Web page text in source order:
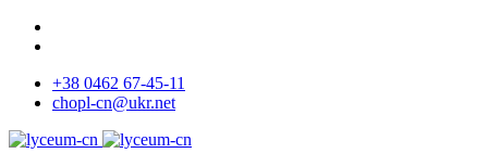
+38 0462 67-45-11
chopl-cn@ukr.net